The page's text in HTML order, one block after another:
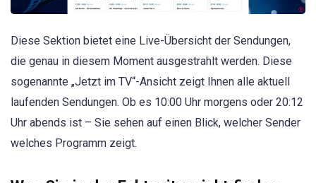
Diese Sektion bietet eine Live-Übersicht der Sendungen,
die genau in diesem Moment ausgestrahlt werden. Diese
sogenannte „Jetzt im TV“-Ansicht zeigt Ihnen alle aktuell
laufenden Sendungen. Ob es 10:00 Uhr morgens oder 20:12
Uhr abends ist – Sie sehen auf einen Blick, welcher Sender
welches Programm zeigt.